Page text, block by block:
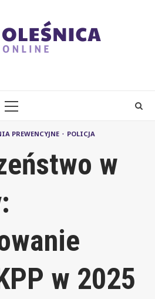
PRIMARY
PREWENCYJNE POLICJA
w
w 2025